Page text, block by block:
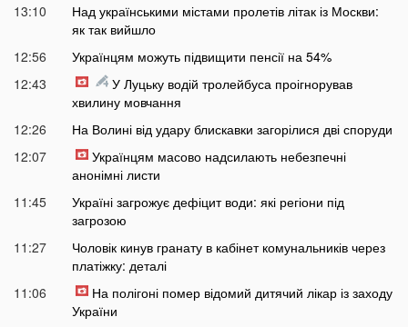
13:10
Над українськими містами пролетів літак із Москви:
як так вийшло
12:56
Українцям можуть підвищити пенсії на 54%
12:43
У Луцьку водій тролейбуса проігнорував
хвилину мовчання
12:26
На Волині від удару блискавки загорілися дві споруди
12:07
Українцям масово надсилають небезпечні
анонімні листи
11:45
Україні загрожує дефіцит води: які регіони під
загрозою
11:27
Чоловік кинув гранату в кабінет комунальників через
платіжку: деталі
11:06
На полігоні помер відомий дитячий лікар із заходу
України